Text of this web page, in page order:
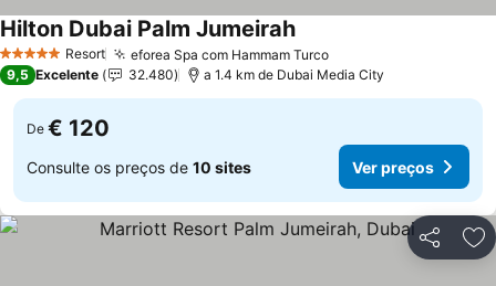
5 Estrelas Resort eforea Spa com Hammam Turco
Hilton Dubai Palm Jumeirah
9,5 Excelente 32.480 a 1.4 km de Dubai Media City
De € 120
Consulte os preços de 10 sites Ver preços
Partilhar